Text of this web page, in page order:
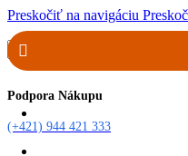
Preskočiť na navigáciu
Podpora Nákupu
(+421) 944 421 333